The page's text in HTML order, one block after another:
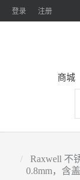
登录 注册
商城
Raxwell 不
0.8mm，含